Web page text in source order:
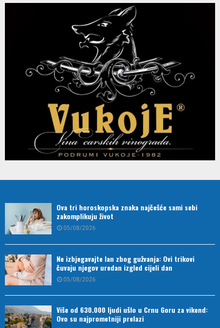
Ova tri horoskopska znaka najčešće sami sebi
zakomplikuju život
05/08/2026
Ne izbjegavajte lan zbog gužvanja: Ovi trikovi
čuvaju njegov uredan izgled cijeli dan
05/08/2026
Više od 630.000 ljudi ušlo u Crnu Goru za vikend:
Ovo su najprometniji prelazi